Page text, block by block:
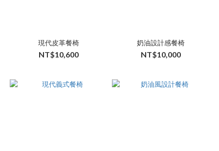
現代皮革餐椅
NT$10,600
奶油設計感餐椅
NT$10,000